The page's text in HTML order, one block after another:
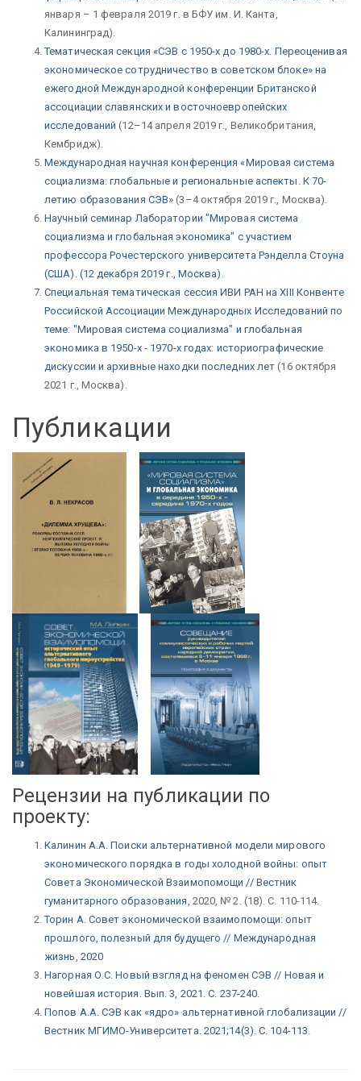
января – 1 февраля 2019 г. в БФУ им. И. Канта,
Калининград).
Тематическая секция «СЭВ с 1950-х до 1980-х. Переоценивая
экономическое сотрудничество в советском блоке» на
ежегодной Международной конференции Британской
ассоциации славянских и восточноевропейских
исследований (12–14 апреля 2019 г., Великобритания,
Кембридж).
Международная научная конференция «Мировая система
социализма: глобальные и региональные аспекты. К 70-
летию образования СЭВ» (3–4 октября 2019 г., Москва).
Научный семинар Лаборатории "Мировая система
социализма и глобальная экономика" с участием
профессора Рочестерского университета Рэнделла Стоуна
(США). (12 декабря 2019 г., Москва) .
Специальная тематическая сессия ИВИ РАН на XIII Конвенте
Российской Ассоциации Международных Исследований по
теме: "Мировая система социализма" и глобальная
экономика в 1950-х - 1970-х годах: историографические
дискуссии и архивные находки последних лет (16 октября
2021 г., Москва).
Публикации
Рецензии на публикации по
проекту:
Калинин А.А. Поиски альтернативной модели мирового
экономического порядка в годы холодной войны: опыт
Совета Экономической Взаимопомощи // Вестник
гуманитарного образования, 2020, № 2. (18). С. 110-114.
Торин А. Совет экономической взаимопомощи: опыт
прошлого, полезный для будущего // Международная
жизнь, 2020
Нагорная О.С. Новый взгляд на феномен СЭВ // Новая и
новейшая история. Вып. 3, 2021. С. 237-240.
Попов А.А. СЭВ как «ядро» альтернативной глобализации //
Вестник МГИМО-Университета. 2021;14(3). С. 104-113.